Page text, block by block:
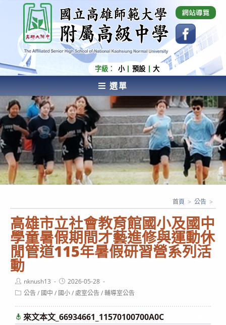
內
容
國立高雄師範大學附屬高級中學 Affiliated Senior
High School of National Kaohsiung Normal
University
字級： 小 預設 大
選單
AFFILIATED SENIOR HIGH SCHOOL OF NATIONAL
KAOHSIUNG NORMAL UNIVERSITY
高雄市立社會教育館國小及國中
學童暑假期間才藝進修與運動休
閒管道115年暑假研習營系列活
動
首頁 > 公告 >
Post
author:
nknush13
Post
published:
2026-05-28
Post公告/ 國中 / 國小/處室公告/輔導室公告
來文本文_66934661_11570100700A0C